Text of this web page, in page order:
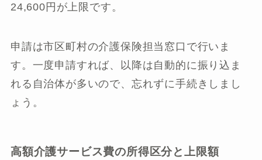
24,600円が上限です。
申請は市区町村の介護保険担当窓口で行いま
す。一度申請すれば、以降は自動的に振り込ま
れる自治体が多いので、忘れずに手続きしまし
ょう。
高額介護サービス費の所得区分と上限額